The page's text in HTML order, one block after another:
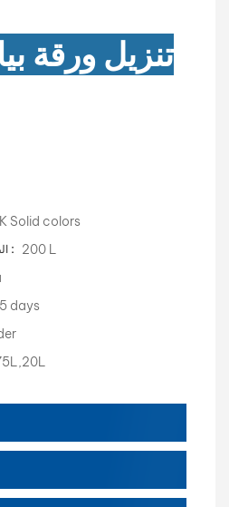
تنزيل ورقة
Solid colors
الطلب (الحد الأدنى لكمية الطلب) : 200 L
days